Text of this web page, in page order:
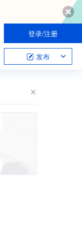
登录/注册
发布